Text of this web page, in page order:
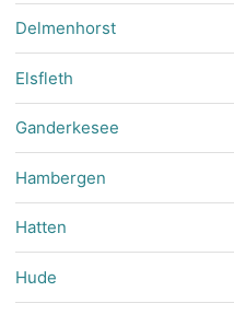
Delmenhorst
Elsfleth
Ganderkesee
Hambergen
Hatten
Hude